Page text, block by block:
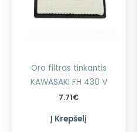
Oro filtras tinkantis
KAWASAKI FH 430 V
7.71€
Į Krepšelį